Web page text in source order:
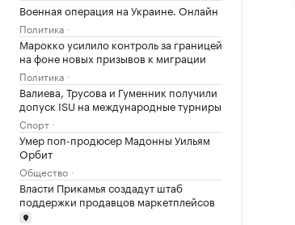
Военная операция на Украине. Онлайн
Политика
Марокко усилило контроль за границей
на фоне новых призывов к миграции
Политика
Валиева, Трусова и Гуменник получили
допуск ISU на международные турниры
Спорт
Умер поп-продюсер Мадонны Уильям
Орбит
Общество
Власти Прикамья создадут штаб
поддержки продавцов маркетплейсов